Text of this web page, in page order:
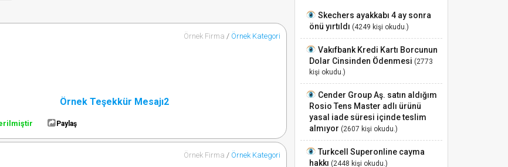
Örnek Firma / Örnek Kategori
Örnek Teşekkür Mesajı2
Paylaş
Örnek Firma / Örnek Kategori
Skechers ayakkabı 4 ay sonra
önü yırtıldı (4249 kişi okudu.)
Vakıfbank Kredi Kartı Borcunun
Dolar Cinsinden Ödenmesi (2773
kişi okudu.)
Cender Group Aş. satın aldığım
Rosio Tens Master adlı ürünü
yasal iade süresi içinde teslim
almıyor (2607 kişi okudu.)
Turkcell Superonline cayma
hakkı (2448 kişi okudu.)